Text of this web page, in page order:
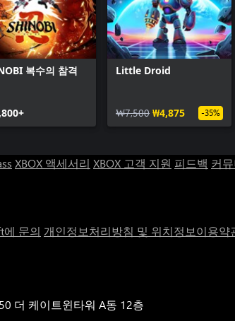
복수의 참격 Little Droid
₩7,500 ₩4,875 -35%
XBOX 액세서리 XBOX 고객 지원 피드백 커
에 문의 개인정보처리방침 및 위치정보이용약
더 케이트윈타워 A동 12층